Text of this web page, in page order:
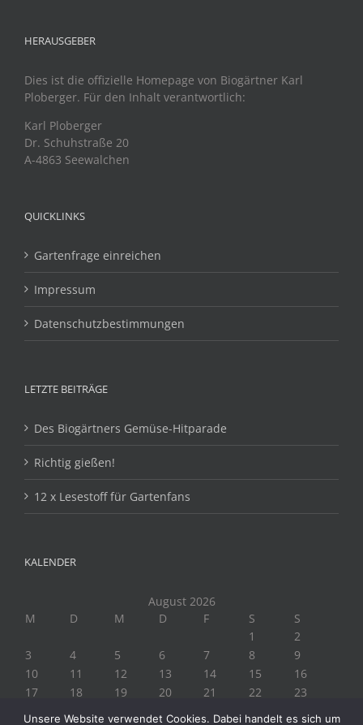
HERAUSGEBER
Dies ist die offizielle Homepage von Biogärtner Karl
Ploberger. Für den Inhalt verantwortlich:
Karl Ploberger
Dr. Schuhstraße 20
A-4863 Seewalchen
QUICKLINKS
Gartenfrage einreichen
Impressum
Datenschutzbestimmungen
LETZTE BEITRÄGE
Des Biogärtners Gemüse-Hitparade
Richtig gießen!
12 x Lesestoff für Gartenfans
KALENDER
August 2026
M
D M D F S
S
1
2
3
4 5 6 7 8
9
10
11 12 13 14 15
16
17
18 19 20 21 22
23
Unsere Website verwendet Cookies. Dabei handelt es sich um